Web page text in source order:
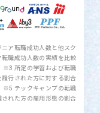
ア転職成功人数と他スク
職成功人数の実績を比較
所定の学習および転職
履行された方に対する割合
テックキャンプの転職
れた方の雇用形態の割合